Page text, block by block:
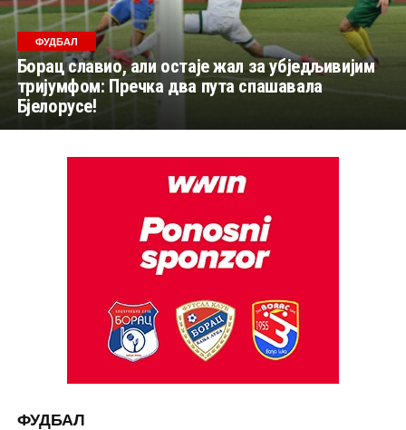
ФУДБАЛ
Борац славио, али остаје жал за убједљивијим
тријумфом: Пречка два пута спашавала
Бјелорусе!
ФУДБАЛ